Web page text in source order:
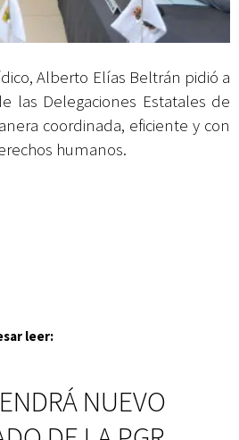
Alberto Elías Beltrán pidió a
las Delegaciones Estatales de
coordinada, eficiente y con
humanos.
leer:
NUEVO